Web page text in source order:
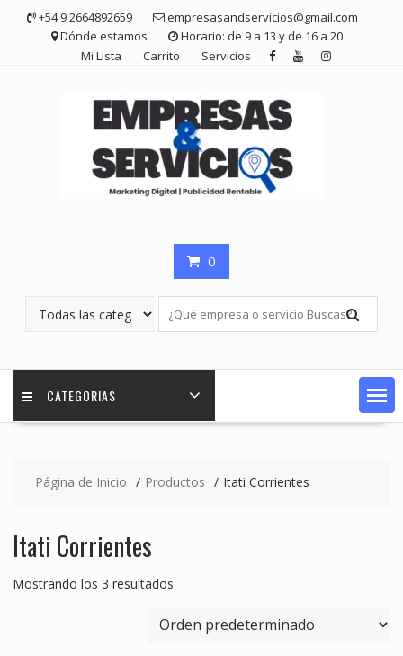
contenido
+54 9 2664892659
empresasandservicios@gmail.com
Dónde estamos
Horario: de 9 a 13 y de 16 a 20
Mi Lista
Carrito Servicios
0
CATEGORIAS
Página de Inicio Productos Itati Corrientes
Itati Corrientes
Mostrando los 3 resultados